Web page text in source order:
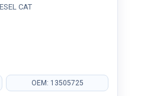
CAT
OEM: 13505725